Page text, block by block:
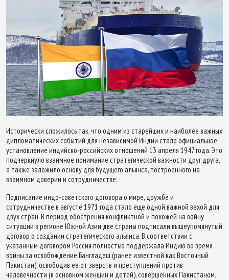
Исторически сложилось так, что одним из старейших и наиболее важных
дипломатических событий для независимой Индии стало официальное
установление индийско-российских отношений 13 апреля 1947 года. Это
подчеркнуло взаимное понимание стратегической важности друг друга,
а также заложило основу для будущего альянса, построенного на
взаимном доверии и сотрудничестве.
Подписание индо-советского договора о мире, дружбе и
сотрудничестве в августе 1971 года стало еще одной важной вехой для
двух стран. В период обострения конфликтной и похожей на войну
ситуации в регионе Южной Азии две страны подписали вышеупомянутый
договор о создании стратегического альянса. В соответствии с
указанным договором Россия полностью поддержала Индию во время
войны за освобождение Бангладеш (ранее известной как Восточный
Пакистан), освободив ее от зверств и преступлений против
человечности (в основном женщин и детей), совершенных Пакистаном.